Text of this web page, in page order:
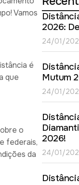
Vamos
é
que
o
federais,
da
2026:
24/01/
Mutum
24/01/
2026!
24/01/